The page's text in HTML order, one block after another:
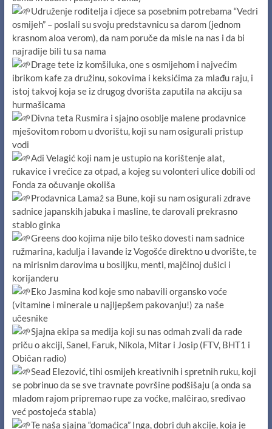
Udruženje roditelja i djece sa posebnim potrebama “Vedri
osmijeh” – poslali su svoju predstavnicu sa darom (jednom
krasnom aloa verom), da nam poruče da misle na nas i da bi
najradije bili tu sa nama
Drage tete iz komšiluka, one s osmijehom i najvećim
ibrikom kafe za družinu, sokovima i keksićima za mlađu raju, i
istoj takvoj koja se iz drugog dvorišta zaputila na akciju sa
hurmašicama
Divna teta Rusmira i sjajno osoblje malene prodavnice
mješovitom robom u dvorištu, koji su nam osigurali pristup
vodi
Adi Velagić koji nam je ustupio na korištenje alat,
rukavice i vrećice za otpad, a kojeg su volonteri ulice dobili od
Fonda za očuvanje okoliša
Prodavnica Lamaž sa Bune, koji su nam osigurali zdrave
sadnice japanskih jabuka i masline, te darovali prekrasno
stablo ginka
Greens doo kojima nije bilo teško dovesti nam sadnice
ružmarina, kadulja i lavande iz Vogošće direktno u dvorište, te
na mirisnim darovima u bosiljku, menti, majčinoj dušici i
korijanderu
Eko Jasmina kod koje smo nabavili organsko voće
(vitamine i minerale u najljepšem pakovanju!) za naše
učesnike
Sjajna ekipa sa medija koji su nas odmah zvali da rade
priču o akciji, Sanel, Faruk, Nikola, Mitar i Josip (FTV, BHT1 i
Običan radio)
Sead Elezović, tihi osmijeh kreativnih i spretnih ruku, koji
se pobrinuo da se sve travnate površine podšišaju (a onda sa
mladom rajom pripremao rupe za voćke, malčirao, sređivao
već postojeća stabla)
Te naša sjajna “domaćica” Inga, dobri duh akcije, koja je